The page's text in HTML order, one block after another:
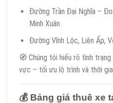
Đường Trần Đại Nghĩa –
Minh Xuân
Đường Vĩnh Lộc, Liên Ấp,
🧭 Chúng tôi hiểu rõ tình
vực – tối ưu lộ trình và thời
💰 Bảng giá thuê xe